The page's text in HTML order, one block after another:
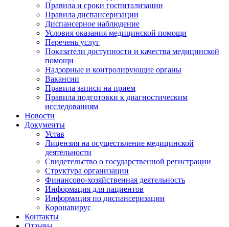
Правила и сроки госпитализации
Правила диспансеризации
Диспансерное наблюдение
Условия оказания медицинской помощи
Перечень услуг
Показатели доступности и качества медицинской
помощи
Надзорные и контролирующие органы
Вакансии
Правила записи на прием
Правила подготовки к диагностическим
исследованиям
Новости
Документы
Устав
Лицензия на осуществление медицинской
деятельности
Свидетельство о государственной регистрации
Структура организации
Финансово-хозяйственная деятельность
Информация для пациентов
Информация по диспансеризации
Коронавирус
Контакты